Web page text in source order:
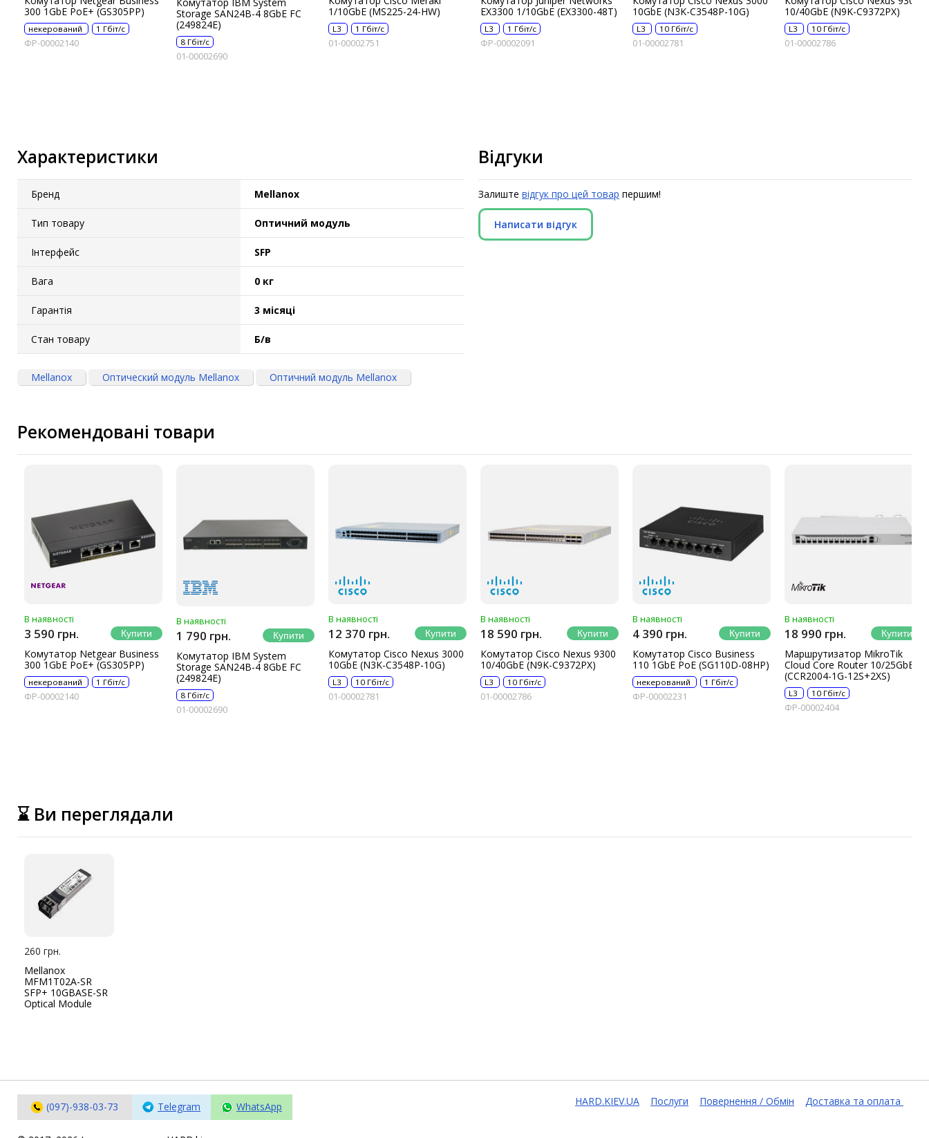
300 1GbE PoE+ (GS305PP)
некерований 1 Гбіт/с
ФР-00002140
Storage SAN24B-4 8GbE FC
(249824E)
8 Гбіт/с
01-00002690
1/10GbE (MS225-24-HW)
L3 1 Гбіт/с
01-00002751
EX3300 1/10GbE (EX3300-48T)
L3 1 Гбіт/с
ФР-00002091
10GbE (N3K-C3548P-10G)
L3 10 Гбіт/с
01-00002781
10/40GbE (N9K-C9372PX)
L3 10 Гбіт/с
01-00002786
Характеристики
Бренд Mellanox
Тип товару Оптичний модуль
Інтерфейс SFP
Вага 0 кг
Гарантія 3 місяці
Стан товару Б/в
Mellanox Оптический модуль Mellanox Оптичний модуль Mellanox
Відгуки
Залиште відгук про цей товар першим!
Написати відгук
Рекомендовані товари
В наявності
3 590 грн.
Комутатор Netgear Business
300 1GbE PoE+ (GS305PP)
некерований 1 Гбіт/с
ФР-00002140
В наявності
1 790 грн.
Комутатор IBM System
Storage SAN24B-4 8GbE FC
(249824E)
8 Гбіт/с
01-00002690
В наявності
12 370 грн.
Комутатор Cisco Nexus 3000
10GbE (N3K-C3548P-10G)
L3 10 Гбіт/с
01-00002781
В наявності
18 590 грн.
Комутатор Cisco Nexus 9300
10/40GbE (N9K-C9372PX)
L3 10 Гбіт/с
01-00002786
В наявності
4 390 грн.
Комутатор Cisco Business
110 1GbE PoE (SG110D-08HP)
некерований 1 Гбіт/с
ФР-00002231
В наявності
18 990 грн.
Маршрутизатор MikroTik
Cloud Core Router 10/25GbE
(CCR2004-1G-12S+2XS)
L3 10 Гбіт/с
ФР-00002404
⌛ Ви переглядали
260 грн.
Mellanox
MFM1T02A-SR
SFP+ 10GBASE-SR
Optical Module
(097)-938-03-73 Telegram WhatsApp HARD.KIEV.UA Послуги Повернення / Обмін Доставка та оплата